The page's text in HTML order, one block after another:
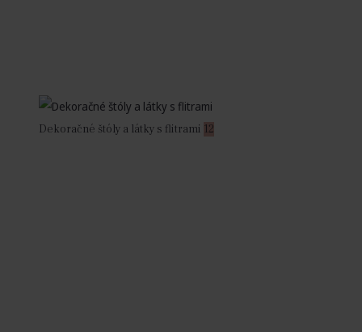
Dekoračné štóly a látky s flitrami 12